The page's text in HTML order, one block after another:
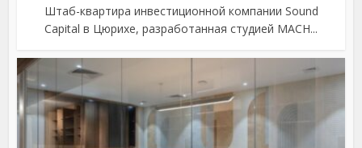
Штаб-квартира инвестиционной компании Sound
Capital в Цюрихе, разработанная студией MACH...